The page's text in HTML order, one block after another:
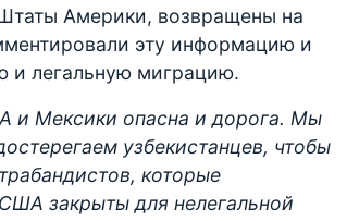
Америки, возвращены на
эту информацию и
и легальную миграцию.
и Мексики опасна и дорога. Мы
узбекистанцев, чтобы
которые
закрыты для нелегальной